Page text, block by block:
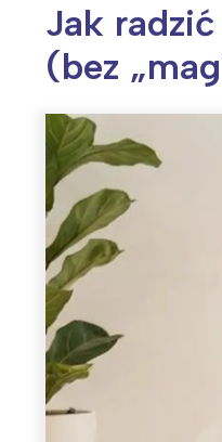
Wiosenny koncert
Jak
(bez